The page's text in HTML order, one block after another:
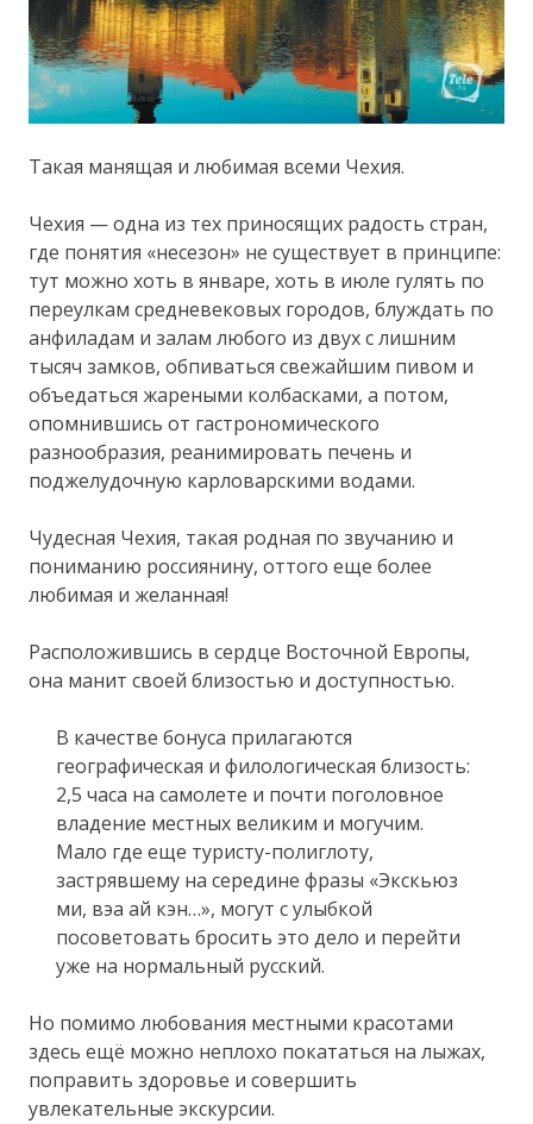
Такая манящая и любимая всеми Чехия.
Чехия — одна из тех приносящих радость стран,
где понятия «несезон» не существует в принципе:
тут можно хоть в январе, хоть в июле гулять по
переулкам средневековых городов, блуждать по
анфиладам и залам любого из двух с лишним
тысяч замков, обпиваться свежайшим пивом и
объедаться жареными колбасками, а потом,
опомнившись от гастрономического
разнообразия, реанимировать печень и
поджелудочную карловарскими водами.
Чудесная Чехия, такая родная по звучанию и
пониманию россиянину, оттого еще более
любимая и желанная!
Расположившись в сердце Восточной Европы,
она манит своей близостью и доступностью.
В качестве бонуса прилагаются
географическая и филологическая близость:
2,5 часа на самолете и почти поголовное
владение местных великим и могучим.
Мало где еще туристу-полиглоту,
застрявшему на середине фразы «Экскьюз
ми, вэа ай кэн…», могут с улыбкой
посоветовать бросить это дело и перейти
уже на нормальный русский.
Но помимо любования местными красотами
здесь ещё можно неплохо покататься на лыжах,
поправить здоровье и совершить
увлекательные экскурсии.